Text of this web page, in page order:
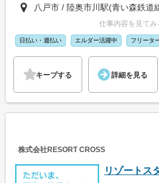
八戸市 / 陸奥市川駅(青い森鉄道
仕事内容を見て
日払い・週払い エルダー活躍中 フリータ
キープする 詳細を見る
株式会社RESORT CROSS
リゾートス